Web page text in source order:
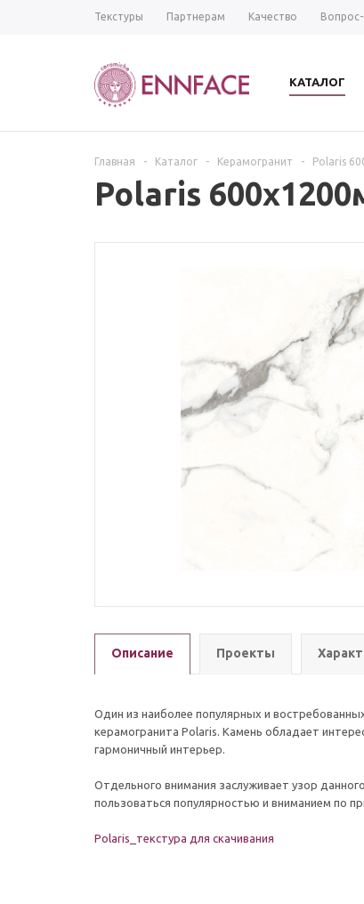
Текстуры Партнерам Качество
КАТАЛОГ
Главная - Каталог - Керамогранит - Polaris
Polaris
Описание Проекты
Один из наиболее популярных и
керамогранита Polaris. Камень обладает
гармоничный интерьер.
Отдельного внимания заслуживает узор
пользоваться популярностью и вниманием по
Polaris_текстура для скачивания